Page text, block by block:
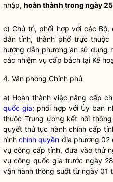
nhập, hoàn thành trong ngày
c) Chủ trì, phối hợp với các Bộ,
dân tỉnh, thành phố trực
hướng dẫn phương án sử dụng
các nhiệm vụ cấp bách tại Kế
4. Văn phòng Chính phủ
a) Hoàn thành việc nâng cấp
quốc gia; phối hợp với Ủy ban
thuộc Trung ương kết nối
quyết thủ tục hành chính cấp
hìnhchính quyền địa phương 02
vụ công cấp tỉnh, đưa vào thử
vụ công quốc gia trước ngày
vận hành thông suốt từ ngày 01